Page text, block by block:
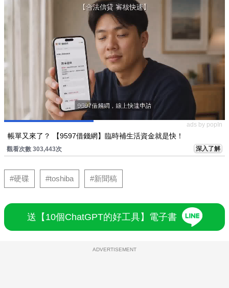
ads by popIn
帳單又來了？ 【9597借錢網】臨時補生活資金就是快！
觀看次數 303,443次 深入了解
#硬碟 #toshiba #新聞稿
送【10個ChatGPT的好工具】電子書
ADVERTISEMENT